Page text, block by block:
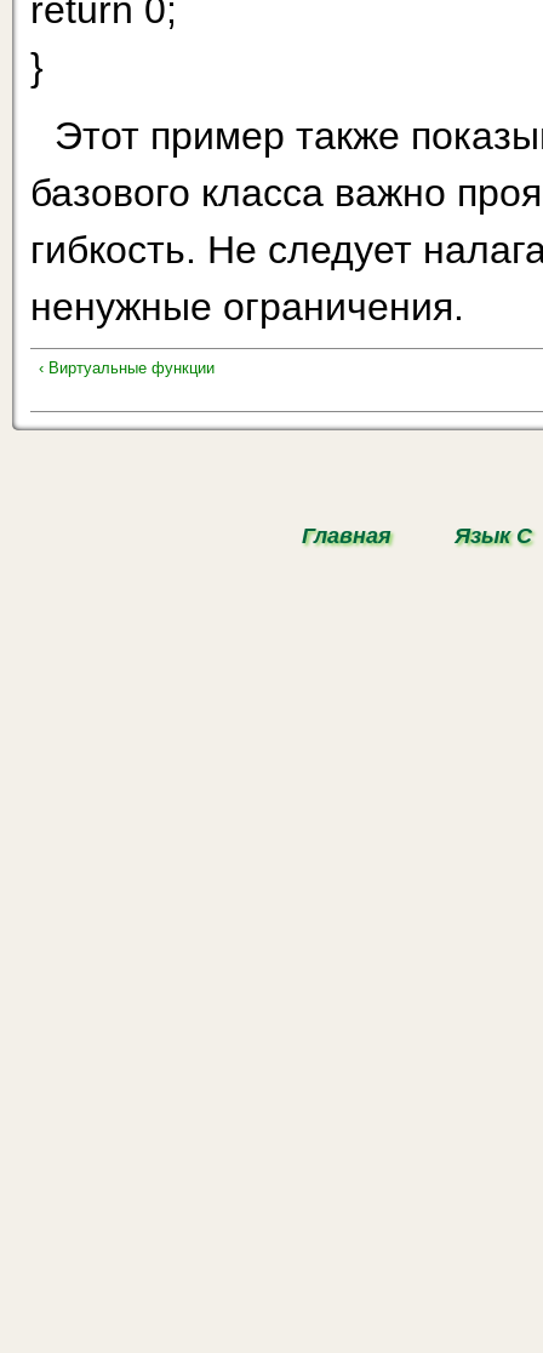
return 0;
}
Этот пример также
базового класса важно
гибкость. Не следует
ненужные ограничения.
‹ Виртуальные функции
Главная Язык С